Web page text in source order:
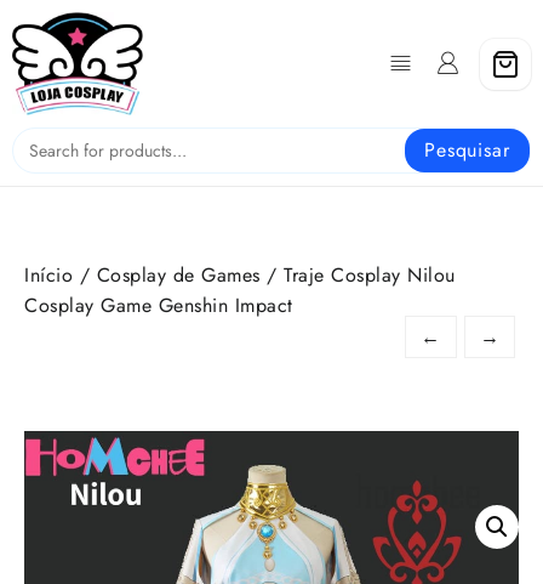
to
content
Pesquisar
Início / Cosplay de Games / Traje Cosplay Nilou
Cosplay Game Genshin Impact
←
→